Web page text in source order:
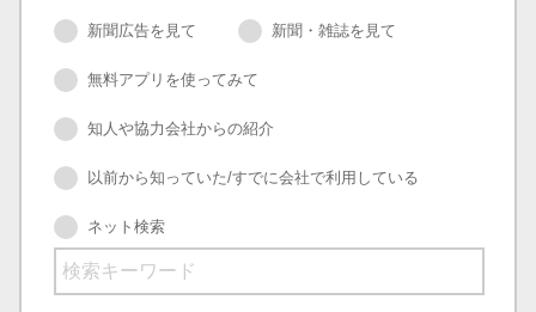
新聞広告を見て 新聞・雑誌を見て
無料アプリを使ってみて
知人や協力会社からの紹介
以前から知っていた/すでに会社で利用している
ネット検索